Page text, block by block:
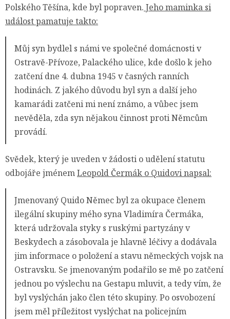
Polského Těšína, kde byl popraven. Jeho maminka si
událost pamatuje takto:
Můj syn bydlel s námi ve společné domácnosti v
Ostravě-Přívoze, Palackého ulice, kde došlo k jeho
zatčení dne 4. dubna 1945 v časných ranních
hodinách. Z jakého důvodu byl syn a další jeho
kamarádi zatčeni mi není známo, a vůbec jsem
nevěděla, zda syn nějakou činnost proti Němcům
provádí.
Svědek, který je uveden v žádosti o udělení statutu
odbojáře jménemLeopold Čermák o Quidovi napsal:
Jmenovaný Quido Němec byl za okupace členem
ilegální skupiny mého syna Vladimíra Čermáka,
která udržovala styky s ruskými partyzány v
Beskydech a zásobovala je hlavně léčivy a dodávala
jim informace o položení a stavu německých vojsk na
Ostravsku. Se jmenovaným podařilo se mě po zatčení
jednou po výslechu na Gestapu mluvit, a tedy vím, že
byl vyslýchán jako člen této skupiny. Po osvobození
jsem měl příležitost vyslýchat na policejním